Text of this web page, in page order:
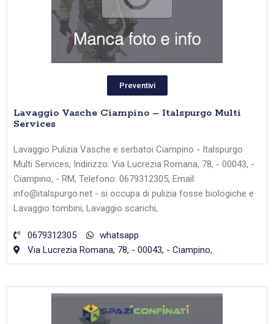
Preventivi
Lavaggio Vasche Ciampino – Italspurgo Multi
Services
Lavaggio Pulizia Vasche e serbatoi Ciampino - Italspurgo
Multi Services, Indirizzo: Via Lucrezia Romana, 78, - 00043, -
Ciampino, - RM, Telefono: 0679312305, Email:
info@italspurgo.net - si occupa di pulizia fosse biologiche e
Lavaggio tombini, Lavaggio scarichi,
0679312305
whatsapp
Via Lucrezia Romana, 78, - 00043, - Ciampino,